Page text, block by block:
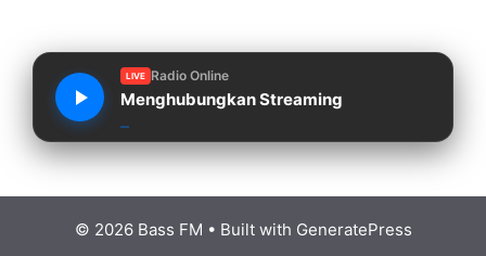
LIVE Radio Online
Menghubungkan Streaming
© 2026 Bass FM • Built with GeneratePress